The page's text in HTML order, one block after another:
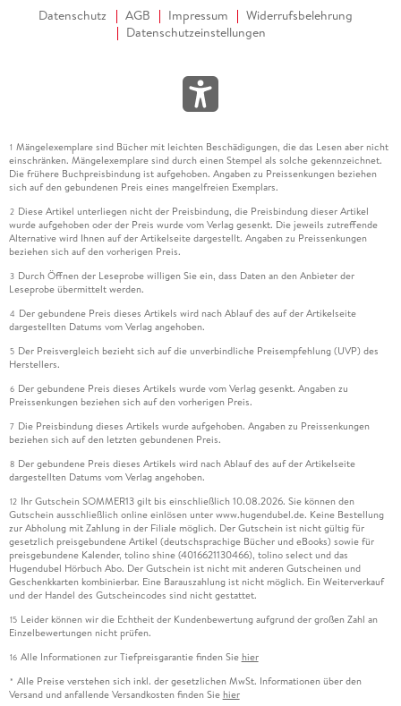
Datenschutz AGB Impressum
Widerrufsbelehrung
Datenschutzeinstellungen
1 Mängelexemplare sind Bücher mit leichten Beschädigungen, die das Lesen aber nicht
einschränken. Mängelexemplare sind durch einen Stempel als solche gekennzeichnet.
Die frühere Buchpreisbindung ist aufgehoben. Angaben zu Preissenkungen beziehen
sich auf den gebundenen Preis eines mangelfreien Exemplars.
2 Diese Artikel unterliegen nicht der Preisbindung, die Preisbindung dieser Artikel
wurde aufgehoben oder der Preis wurde vom Verlag gesenkt. Die jeweils zutreffende
Alternative wird Ihnen auf der Artikelseite dargestellt. Angaben zu Preissenkungen
beziehen sich auf den vorherigen Preis.
3 Durch Öffnen der Leseprobe willigen Sie ein, dass Daten an den Anbieter der
Leseprobe übermittelt werden.
4 Der gebundene Preis dieses Artikels wird nach Ablauf des auf der Artikelseite
dargestellten Datums vom Verlag angehoben.
5 Der Preisvergleich bezieht sich auf die unverbindliche Preisempfehlung (UVP) des
Herstellers.
6 Der gebundene Preis dieses Artikels wurde vom Verlag gesenkt. Angaben zu
Preissenkungen beziehen sich auf den vorherigen Preis.
7 Die Preisbindung dieses Artikels wurde aufgehoben. Angaben zu Preissenkungen
beziehen sich auf den letzten gebundenen Preis.
8 Der gebundene Preis dieses Artikels wird nach Ablauf des auf der Artikelseite
dargestellten Datums vom Verlag angehoben.
12 Ihr Gutschein SOMMER13 gilt bis einschließlich 10.08.2026. Sie können den
Gutschein ausschließlich online einlösen unter www.hugendubel.de. Keine Bestellung
zur Abholung mit Zahlung in der Filiale möglich. Der Gutschein ist nicht gültig für
gesetzlich preisgebundene Artikel (deutschsprachige Bücher und eBooks) sowie für
preisgebundene Kalender, tolino shine (4016621130466), tolino select und das
Hugendubel Hörbuch Abo. Der Gutschein ist nicht mit anderen Gutscheinen und
Geschenkkarten kombinierbar. Eine Barauszahlung ist nicht möglich. Ein Weiterverkauf
und der Handel des Gutscheincodes sind nicht gestattet.
15 Leider können wir die Echtheit der Kundenbewertung aufgrund der großen Zahl an
Einzelbewertungen nicht prüfen.
16 Alle Informationen zur Tiefpreisgarantie finden Sie hier
* Alle Preise verstehen sich inkl. der gesetzlichen MwSt. Informationen über den
Versand und anfallende Versandkosten finden Sie hier